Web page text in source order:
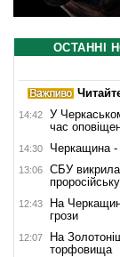
ОСТАННІ
14:42
У
час
14:30 Черкащина -
13:06
СБУ
12:43
На
грози
12:07
На
торфовища